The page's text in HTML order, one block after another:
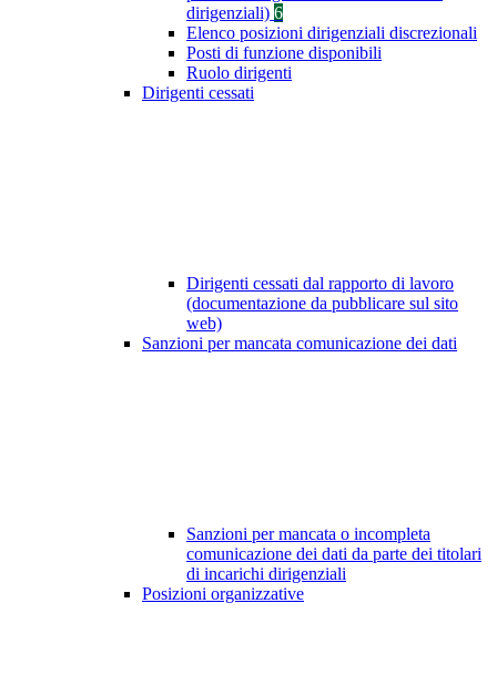
dirigenziali) 6
Elenco posizioni dirigenziali discrezionali
Posti di funzione disponibili
Ruolo dirigenti
Dirigenti cessati
Dirigenti cessati dal rapporto di lavoro
(documentazione da pubblicare sul sito
web)
Sanzioni per mancata comunicazione dei dati
Sanzioni per mancata o incompleta
comunicazione dei dati da parte dei titolari
di incarichi dirigenziali
Posizioni organizzative